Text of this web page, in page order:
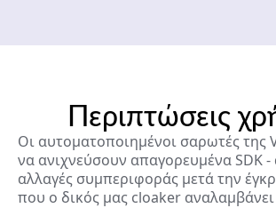
Περιπτώσεις
Οι αυτοματοποιημένοι σαρωτές της
να ανιχνεύσουν απαγορευμένα SDK -
αλλαγές συμπεριφοράς μετά την
που ο δικός μας cloaker αναλαμβάνει